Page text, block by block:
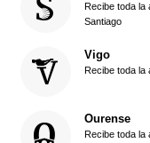
Recibe toda la
Santiago
Vigo
Recibe toda la
Ourense
Recibe toda la